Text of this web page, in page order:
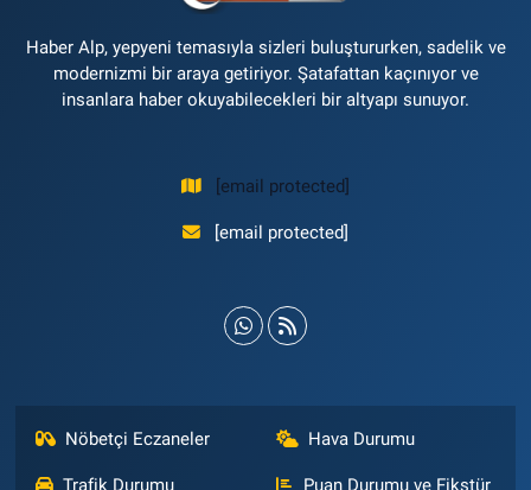
Haber Alp, yepyeni temasıyla sizleri buluştururken, sadelik ve
modernizmi bir araya getiriyor. Şatafattan kaçınıyor ve
insanlara haber okuyabilecekleri bir altyapı sunuyor.
[email protected]
[email protected]
Nöbetçi Eczaneler Hava Durumu
Trafik Durumu Puan Durumu ve Fikstür